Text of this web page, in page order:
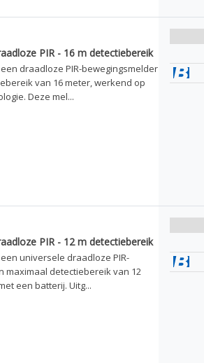
PIR - 16 m detectiebereik
een draadloze PIR-bewegingsmelder
van 16 meter, werkend op
Deze mel...
PIR - 12 m detectiebereik
een universele draadloze PIR-
maximaal detectiebereik van 12
een batterij. Uitg...